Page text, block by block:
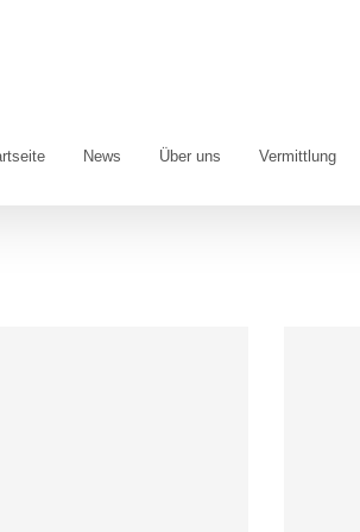
News Über uns Vermittlung